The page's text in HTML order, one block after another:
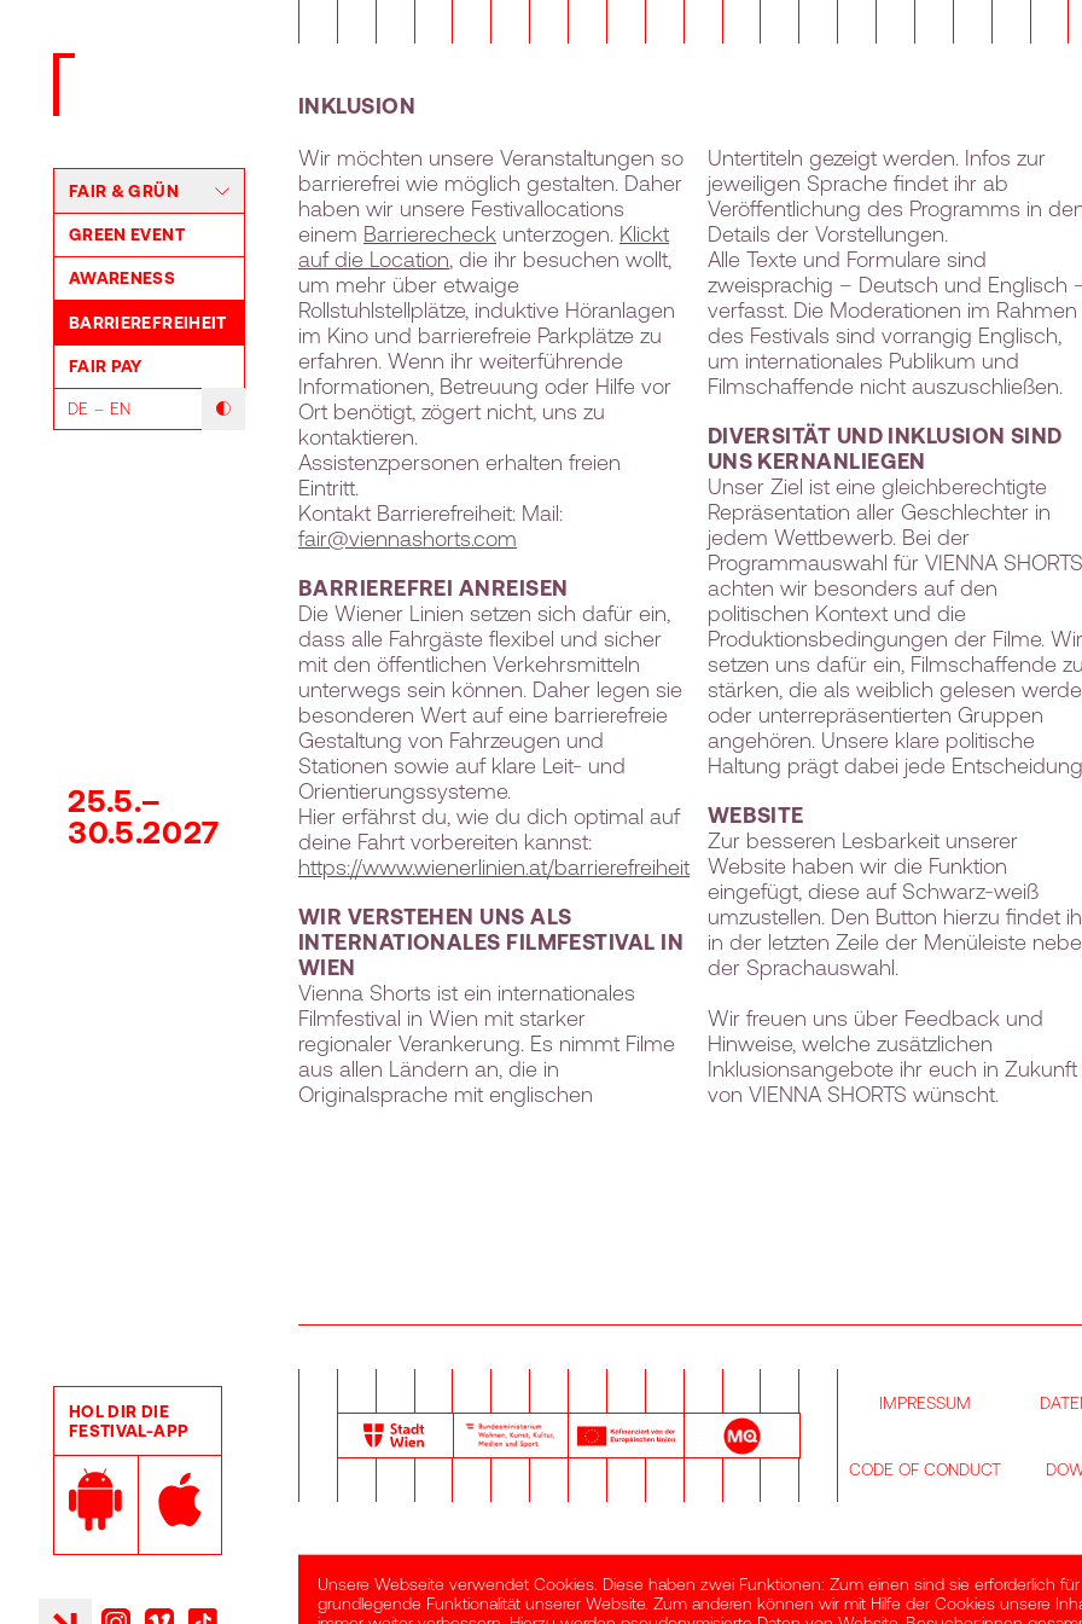
Zurück zur Startseite
FAIR & GRÜN
GREEN EVENT
AWARENESS
BARRIEREFREIHEIT
FAIR PAY
DE EN Modus mit hohem Kontrast umschalten
25.5.–
30.5.2027
HOL DIR DIE
FESTIVAL-APP
Google Play StoreApple App Store
INKLUSION
Wir möchten unsere Veranstaltungen so
barrierefrei wie möglich gestalten. Daher
haben wir unsere Festivallocations
einem Barrierecheck unterzogen. Klickt
auf die Location, die ihr besuchen wollt,
um mehr über etwaige
Rollstuhlstellplätze, induktive Höranlagen
im Kino und barrierefreie Parkplätze zu
erfahren. Wenn ihr weiterführende
Informationen, Betreuung oder Hilfe vor
Ort benötigt, zögert nicht, uns zu
kontaktieren.
Assistenzpersonen erhalten freien
Eintritt.
Kontakt Barrierefreiheit: Mail:
fair@viennashorts.com
BARRIEREFREI ANREISEN
Die Wiener Linien setzen sich dafür ein,
dass alle Fahrgäste flexibel und sicher
mit den öffentlichen Verkehrsmitteln
unterwegs sein können. Daher legen sie
besonderen Wert auf eine barrierefreie
Gestaltung von Fahrzeugen und
Stationen sowie auf klare Leit- und
Orientierungssysteme.
Hier erfährst du, wie du dich optimal auf
deine Fahrt vorbereiten kannst:
https://www.wienerlinien.at/barrierefreiheit
WIR VERSTEHEN UNS ALS
INTERNATIONALES FILMFESTIVAL IN
WIEN
Vienna Shorts ist ein internationales
Filmfestival in Wien mit starker
regionaler Verankerung. Es nimmt Filme
aus allen Ländern an, die in
Originalsprache mit englischen
Untertiteln gezeigt werden. Infos zur
jeweiligen Sprache findet ihr ab
Veröffentlichung des Programms in
Details der Vorstellungen.
Alle Texte und Formulare sind
zweisprachig – Deutsch und Englisch
verfasst. Die Moderationen im Rahmen
des Festivals sind vorrangig Englisch,
um internationales Publikum und
Filmschaffende nicht auszuschließen.
DIVERSITÄT UND INKLUSION SIND
UNS KERNANLIEGEN
Unser Ziel ist eine gleichberechtigte
Repräsentation aller Geschlechter in
jedem Wettbewerb. Bei der
Programmauswahl für VIENNA SHORTS
achten wir besonders auf den
politischen Kontext und die
Produktionsbedingungen der Filme. Wir
setzen uns dafür ein, Filmschaffende zu
stärken, die als weiblich gelesen
oder unterrepräsentierten Gruppen
angehören. Unsere klare politische
Haltung prägt dabei jede
WEBSITE
Zur besseren Lesbarkeit unserer
Website haben wir die Funktion
eingefügt, diese auf Schwarz-weiß
umzustellen. Den Button hierzu findet
in der letzten Zeile der Menüleiste
der Sprachauswahl.
Wir freuen uns über Feedback und
Hinweise, welche zusätzlichen
Inklusionsangebote ihr euch in Zukunft
von VIENNA SHORTS wünscht.
IMPRESSUM
CODE OF CONDUCT
Unsere Webseite verwendet Cookies. Diese haben zwei Funktionen: Zum einen sind sie erforderlich für
grundlegende Funktionalität unserer Website. Zum anderen können wir mit Hilfe der Cookies unsere